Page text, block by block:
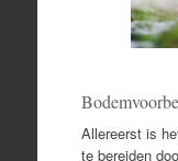
Allereerst is
te bereiden